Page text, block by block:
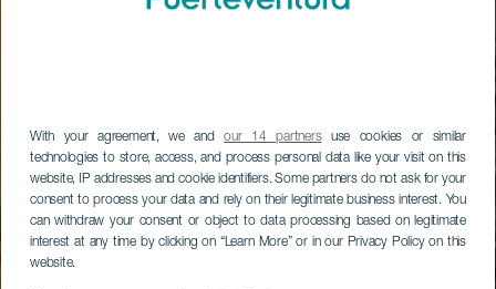
With your agreement, we andour 14 partnersuse cookies or similar
technologies to store, access, and process personal data like your visit on this
website, IP addresses and cookie identifiers. Some partners do not ask for your
consent to process your data and rely on their legitimate business interest. You
can withdraw your consent or object to data processing based on legitimate
interest at any time by clicking on “Learn More” or in our Privacy Policy on this
website.